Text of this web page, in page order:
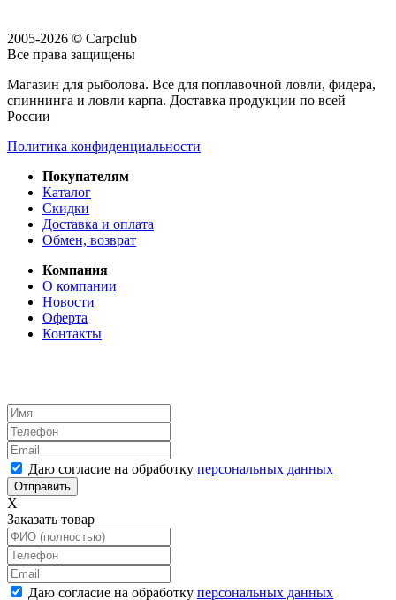
2005-2026 © Carpclub
Все права защищены
Магазин для рыболова. Все для поплавочной ловли, фидера,
спиннинга и ловли карпа. Доставка продукции по всей
России
Политика конфиденциальности
Покупателям
Каталог
Скидки
Доставка и оплата
Обмен, возврат
Компания
О компании
Новости
Оферта
Контакты
Даю согласие на обработку персональных данных
X
Заказать товар
Даю согласие на обработку персональных данных